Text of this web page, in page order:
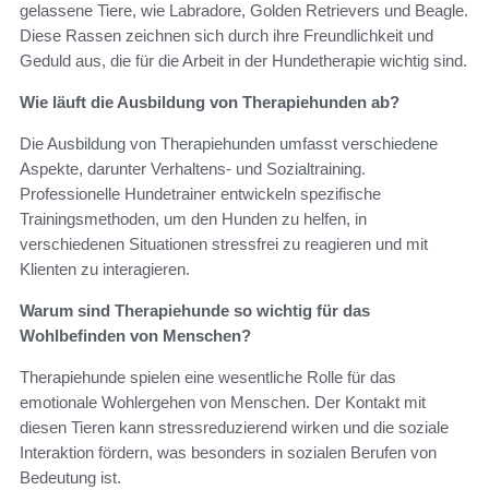
gelassene Tiere, wie Labradore, Golden Retrievers und Beagle.
Diese Rassen zeichnen sich durch ihre Freundlichkeit und
Geduld aus, die für die Arbeit in der Hundetherapie wichtig sind.
Wie läuft die Ausbildung von Therapiehunden ab?
Die Ausbildung von Therapiehunden umfasst verschiedene
Aspekte, darunter Verhaltens- und Sozialtraining.
Professionelle Hundetrainer entwickeln spezifische
Trainingsmethoden, um den Hunden zu helfen, in
verschiedenen Situationen stressfrei zu reagieren und mit
Klienten zu interagieren.
Warum sind Therapiehunde so wichtig für das
Wohlbefinden von Menschen?
Therapiehunde spielen eine wesentliche Rolle für das
emotionale Wohlergehen von Menschen. Der Kontakt mit
diesen Tieren kann stressreduzierend wirken und die soziale
Interaktion fördern, was besonders in sozialen Berufen von
Bedeutung ist.